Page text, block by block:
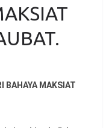
BAHAYA MAKSIAT